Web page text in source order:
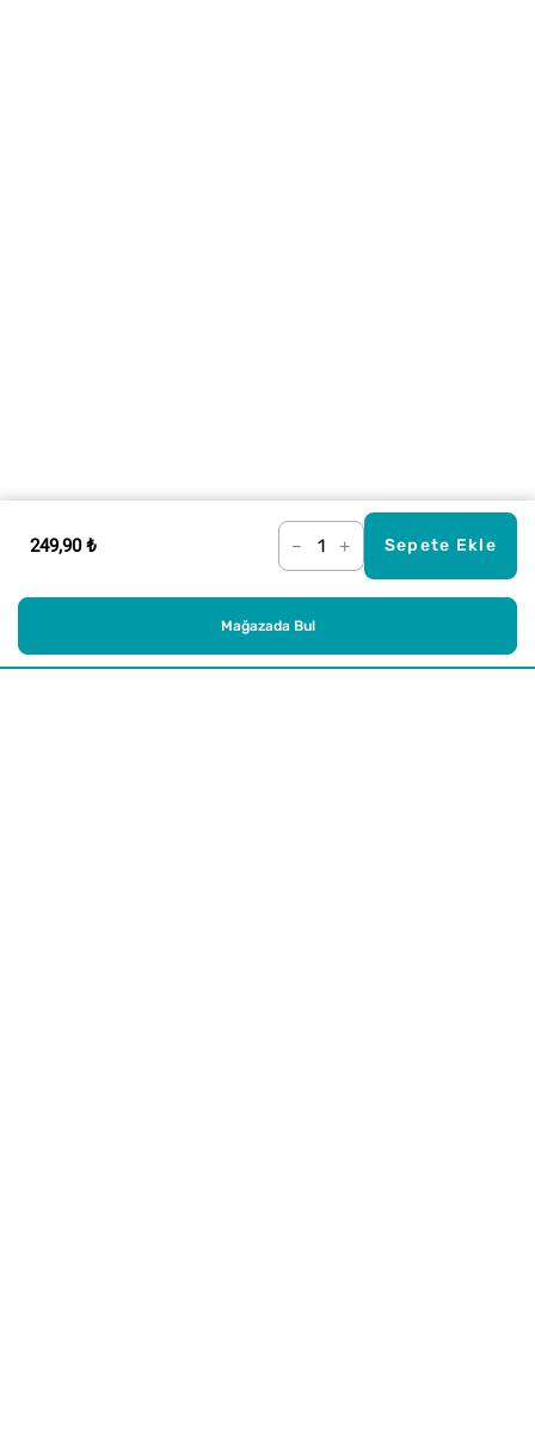
249,90 ₺ – + Sepete Ekle
Mağazada Bul